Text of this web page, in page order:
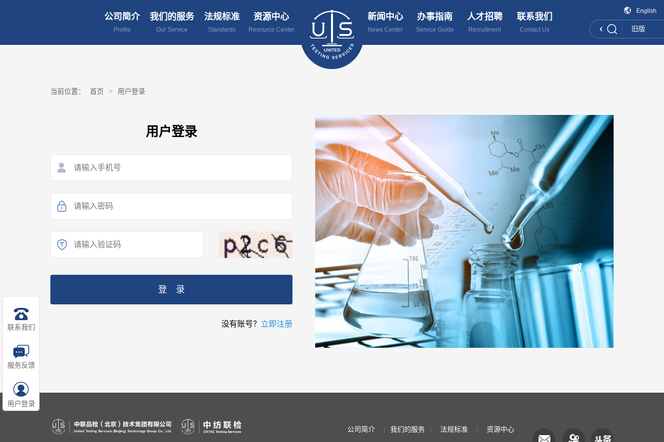
公司简介
Profile
我们的服务
Our Service
法规标准
Standards
资源中心
Resource Center
新闻中心
News Center
办事指南
Service Guide
人才招聘
Recruitment
联系我们
Contact Us
English
旧版
当前位置： 首页 > 用户登录
用户登录
登 录
没有账号？ 立即注册
公司简介 | 我们的服务 | 法规标准 | 资源中心
联系我们
服务反馈
用户登录